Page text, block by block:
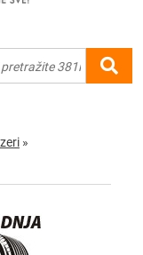
»